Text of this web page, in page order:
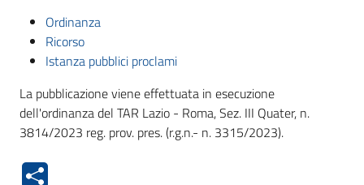
Ordinanza
Ricorso
Istanza pubblici proclami
La pubblicazione viene effettuata in esecuzione
dell'ordinanza del TAR Lazio - Roma, Sez. III Quater, n.
3814/2023 reg. prov. pres. (r.g.n.- n. 3315/2023).